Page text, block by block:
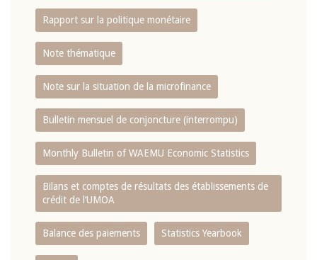
Rapport sur la politique monétaire
Note thématique
Note sur la situation de la microfinance
Bulletin mensuel de conjoncture (interrompu)
Monthly Bulletin of WAEMU Economic Statistics
Bilans et comptes de résultats des établissements de
crédit de l‘UMOA
Balance des paiements Statistics Yearbook